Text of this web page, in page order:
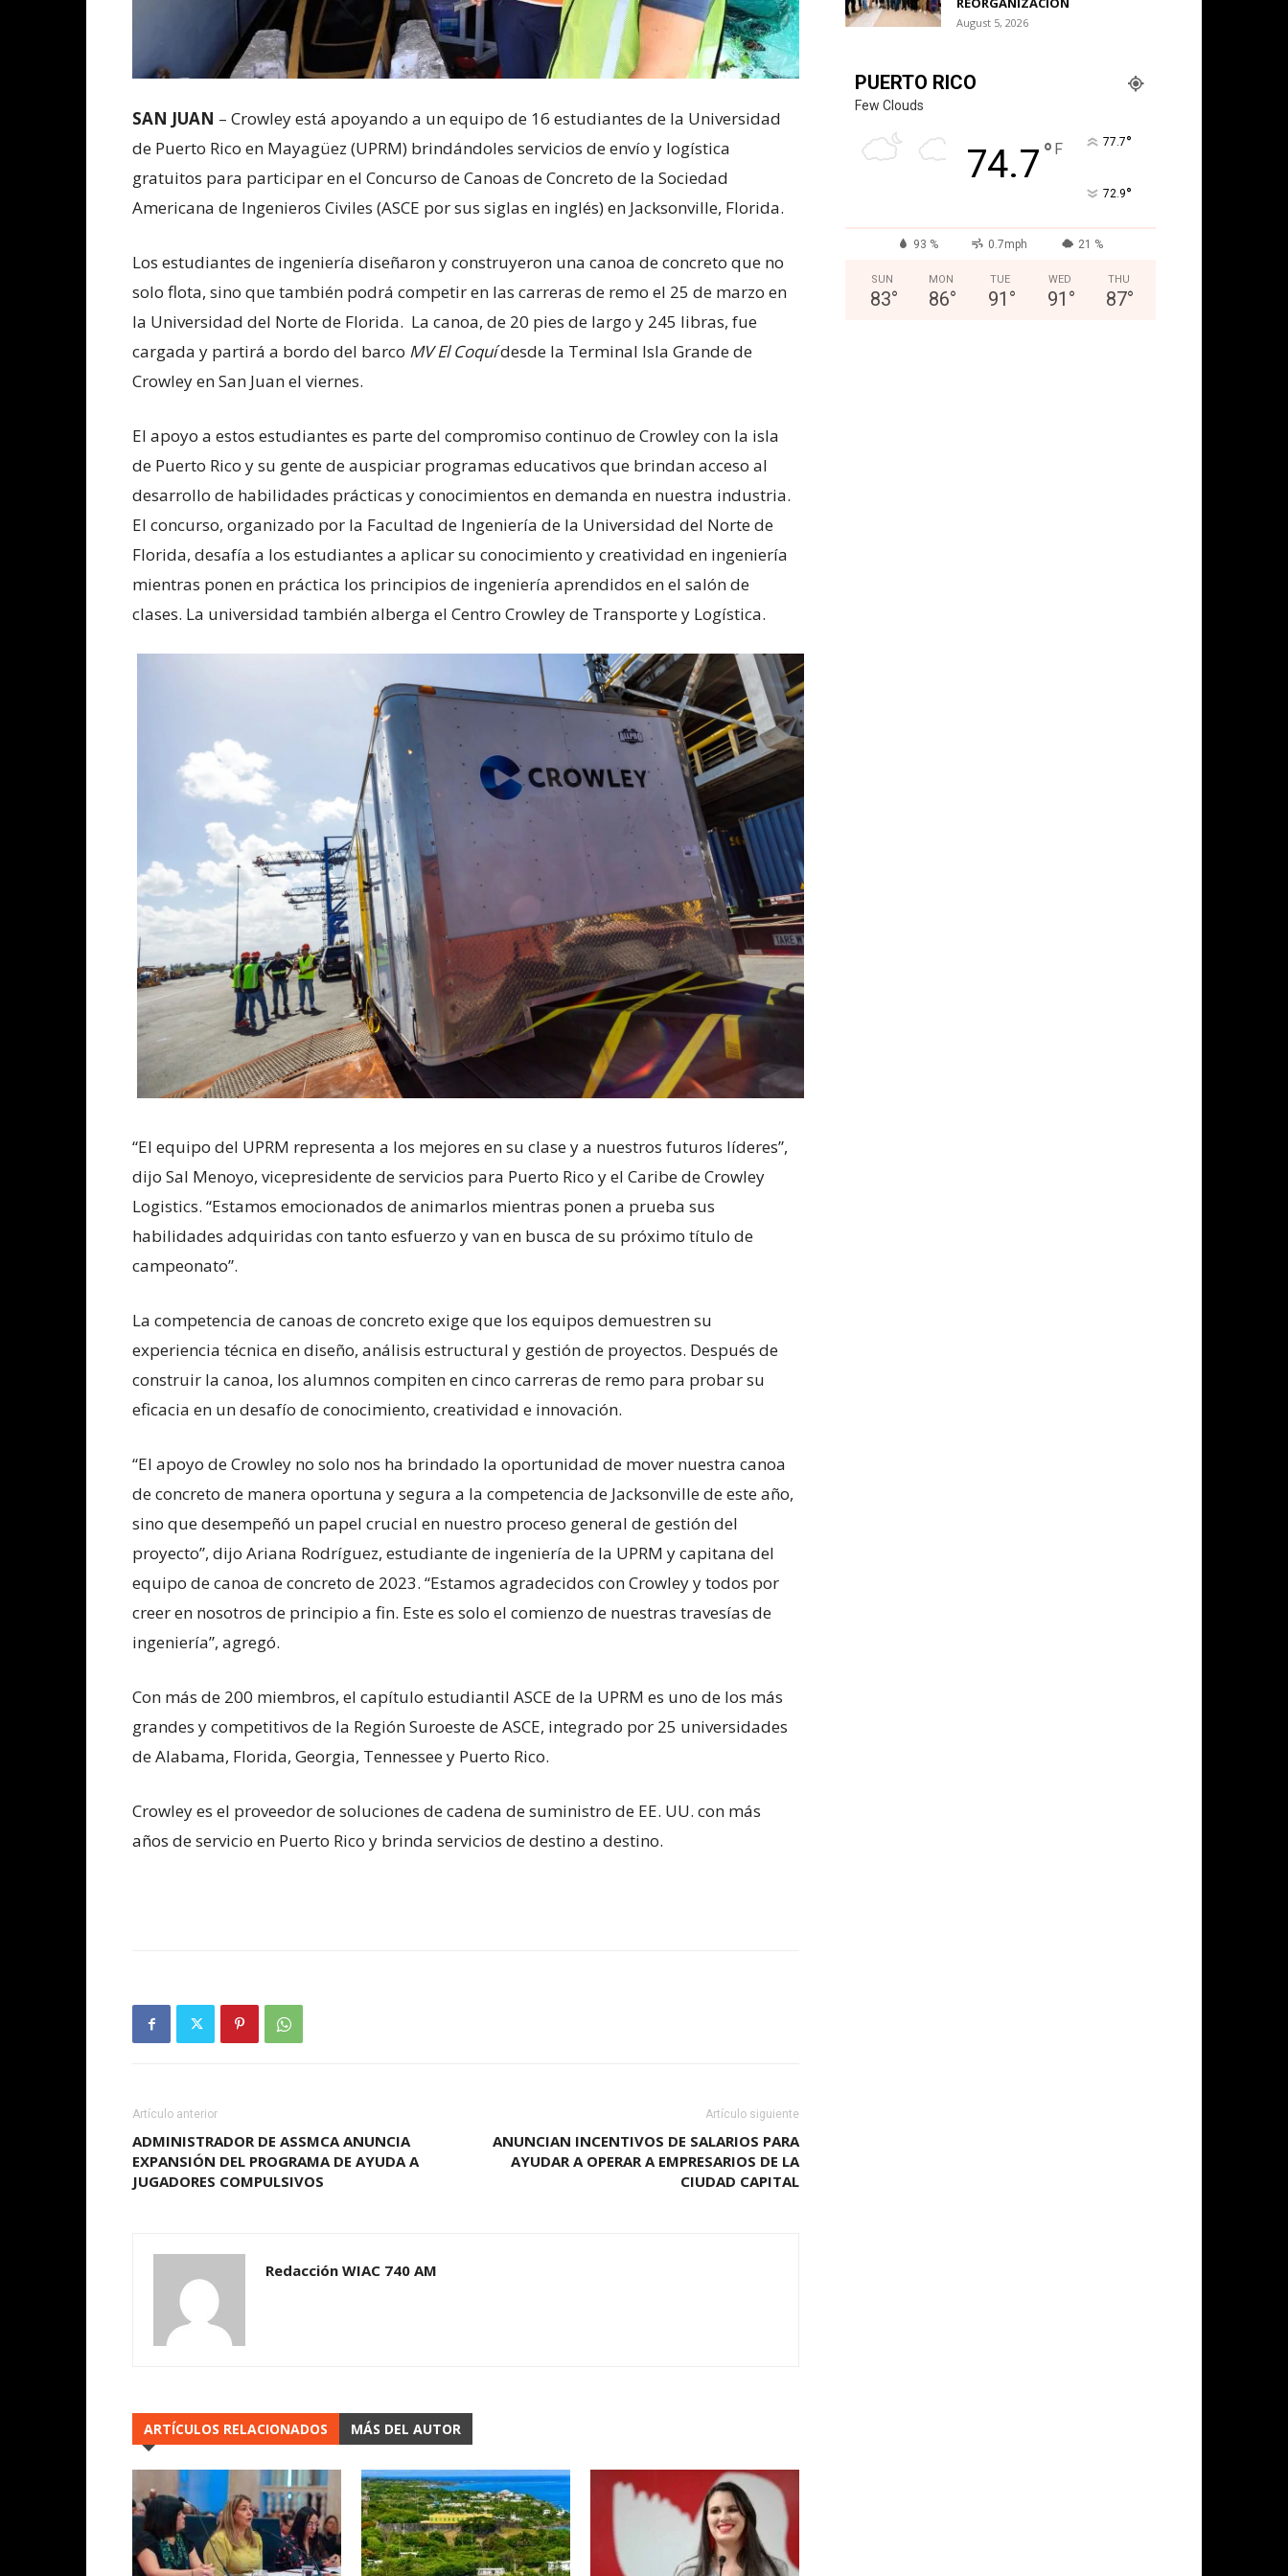
SAN JUAN – Crowley está apoyando a un equipo de 16 estudiantes de la Universidad
de Puerto Rico en Mayagüez (UPRM) brindándoles servicios de envío y logística
gratuitos para participar en el Concurso de Canoas de Concreto de la Sociedad
Americana de Ingenieros Civiles (ASCE por sus siglas en inglés) en Jacksonville, Florida.
Los estudiantes de ingeniería diseñaron y construyeron una canoa de concreto que no
solo flota, sino que también podrá competir en las carreras de remo el 25 de marzo en
la Universidad del Norte de Florida. La canoa, de 20 pies de largo y 245 libras, fue
cargada y partirá a bordo del barco MV El Coquídesde la Terminal Isla Grande de
Crowley en San Juan el viernes.
El apoyo a estos estudiantes es parte del compromiso continuo de Crowley con la isla
de Puerto Rico y su gente de auspiciar programas educativos que brindan acceso al
desarrollo de habilidades prácticas y conocimientos en demanda en nuestra industria.
El concurso, organizado por la Facultad de Ingeniería de la Universidad del Norte de
Florida, desafía a los estudiantes a aplicar su conocimiento y creatividad en ingeniería
mientras ponen en práctica los principios de ingeniería aprendidos en el salón de
clases. La universidad también alberga el Centro Crowley de Transporte y Logística.
“El equipo del UPRM representa a los mejores en su clase y a nuestros futuros líderes”,
dijo Sal Menoyo, vicepresidente de servicios para Puerto Rico y el Caribe de Crowley
Logistics. “Estamos emocionados de animarlos mientras ponen a prueba sus
habilidades adquiridas con tanto esfuerzo y van en busca de su próximo título de
campeonato”.
La competencia de canoas de concreto exige que los equipos demuestren su
experiencia técnica en diseño, análisis estructural y gestión de proyectos. Después de
construir la canoa, los alumnos compiten en cinco carreras de remo para probar su
eficacia en un desafío de conocimiento, creatividad e innovación.
“El apoyo de Crowley no solo nos ha brindado la oportunidad de mover nuestra canoa
de concreto de manera oportuna y segura a la competencia de Jacksonville de este año,
sino que desempeñó un papel crucial en nuestro proceso general de gestión del
proyecto”, dijo Ariana Rodríguez, estudiante de ingeniería de la UPRM y capitana del
equipo de canoa de concreto de 2023. “Estamos agradecidos con Crowley y todos por
creer en nosotros de principio a fin. Este es solo el comienzo de nuestras travesías de
ingeniería”, agregó.
Con más de 200 miembros, el capítulo estudiantil ASCE de la UPRM es uno de los más
grandes y competitivos de la Región Suroeste de ASCE, integrado por 25 universidades
de Alabama, Florida, Georgia, Tennessee y Puerto Rico.
Crowley es el proveedor de soluciones de cadena de suministro de EE. UU. con más
años de servicio en Puerto Rico y brinda servicios de destino a destino.
Artículo anterior
ADMINISTRADOR DE ASSMCA ANUNCIA
EXPANSIÓN DEL PROGRAMA DE AYUDA A
JUGADORES COMPULSIVOS
Artículo siguiente
ANUNCIAN INCENTIVOS DE SALARIOS PARA
AYUDAR A OPERAR A EMPRESARIOS DE LA
CIUDAD CAPITAL
Redacción WIAC 740 AM
ARTÍCULOS RELACIONADOS MÁS DEL AUTOR
August 5, 2026
PUERTO RICO
Few Clouds
74.7° F 77.7°
72.9°
93 % 0.7mph 21 %
SUN
83°
MON
86°
TUE
91 °
WED
91 °
THU
87°